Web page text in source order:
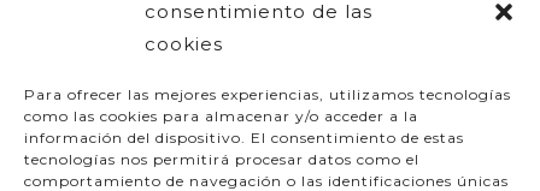
consentimiento de las
cookies
Para ofrecer las mejores experiencias, utilizamos tecnologías
como las cookies para almacenar y/o acceder a la
información del dispositivo. El consentimiento de estas
tecnologías nos permitirá procesar datos como el
comportamiento de navegación o las identificaciones únicas
hotelquintaroja@quintaroja.com